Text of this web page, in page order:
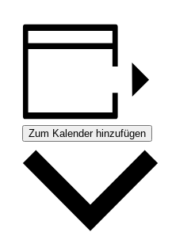
Zum Kalender hinzufügen